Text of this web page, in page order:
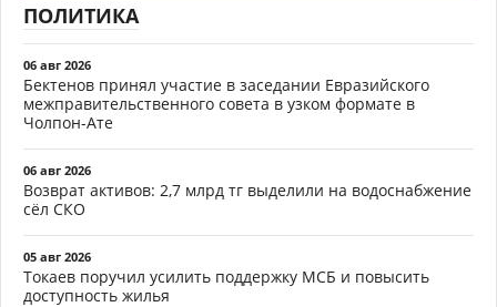
ПОЛИТИКА
06 авг 2026
Бектенов принял участие в заседании Евразийского
межправительственного совета в узком формате в
Чолпон-Ате
06 авг 2026
Возврат активов: 2,7 млрд тг выделили на водоснабжение
сёл СКО
05 авг 2026
Токаев поручил усилить поддержку МСБ и повысить
доступность жилья